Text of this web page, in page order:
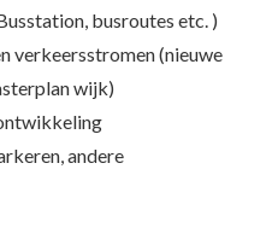
busroutes etc. )
verkeersstromen (nieuwe
wijk)
andere